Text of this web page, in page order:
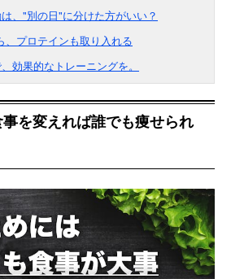
、"別の日"に分けた方がいい？
プロテインも取り入れる
効果的なトレーニングを。
事を変えれば誰でも痩せられ